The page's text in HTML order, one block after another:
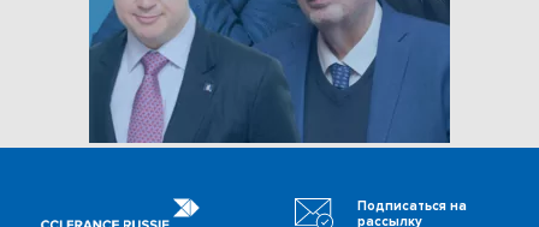
Подписаться на
рассылку